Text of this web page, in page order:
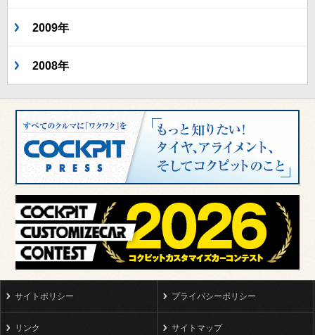
2009年
2008年
サイトポリシー プライバシーポリシー
リンク サイトマップ